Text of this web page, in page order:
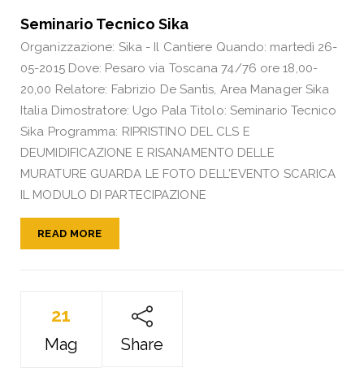
Seminario Tecnico Sika
Organizzazione: Sika - Il Cantiere Quando: martedì 26-
05-2015 Dove: Pesaro via Toscana 74/76 ore 18,00-
20,00 Relatore: Fabrizio De Santis, Area Manager Sika
Italia Dimostratore: Ugo Pala Titolo: Seminario Tecnico
Sika Programma: RIPRISTINO DEL CLS E
DEUMIDIFICAZIONE E RISANAMENTO DELLE
MURATURE GUARDA LE FOTO DELL'EVENTO SCARICA
IL MODULO DI PARTECIPAZIONE
READ MORE
21
Mag Share